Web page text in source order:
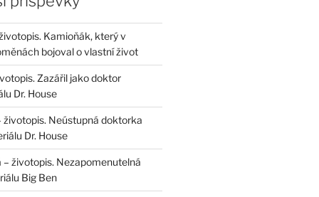
Kamioňák, který v
bojoval o vlastní život
Zazářil jako doktor
Dr. House
životopis. Neústupná doktorka
Dr. House
– životopis. Nezapomenutelná
Big Ben